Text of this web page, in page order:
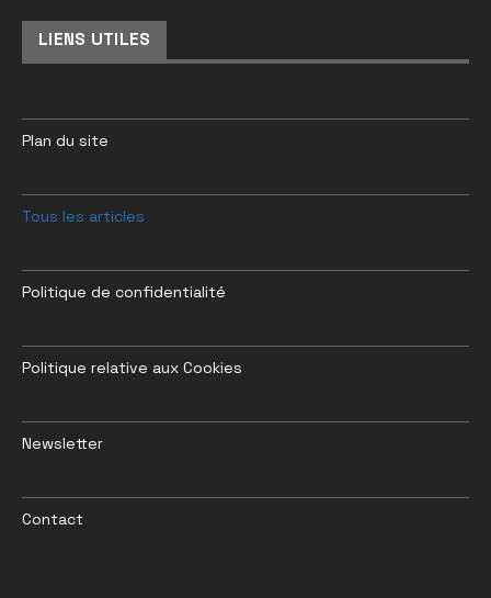
LIENS UTILES
Plan du site
Tous les articles
Politique de confidentialité
Politique relative aux Cookies
Newsletter
Contact